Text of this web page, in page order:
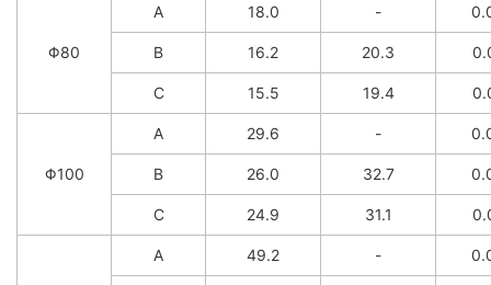
Φ80
A 18.0 -
B 16.2 20.3
C 15.5 19.4
Φ100
A 29.6 -
B 26.0 32.7
C 24.9 31.1
A 49.2 -